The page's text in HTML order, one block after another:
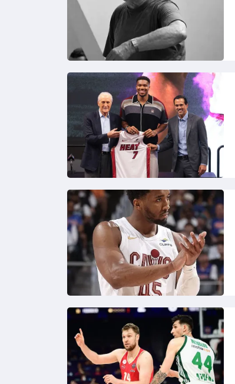
Снимка: goggle
Снимка: X/Twitter